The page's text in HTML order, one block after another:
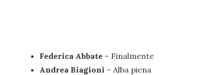
Federica Abbate – Finalmente
Andrea Biagioni – Alba piena